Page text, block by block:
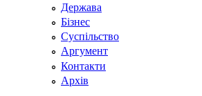
Держава
Бізнес
Суспільство
Аргумент
Контакти
Архів